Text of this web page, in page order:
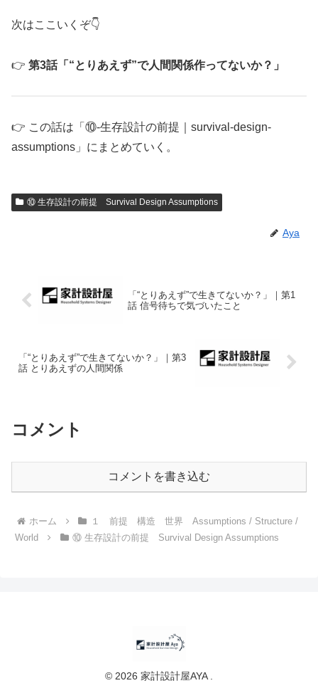
次はここいくぞ👇
👉 第3話「“とりあえず”で人間関係作ってないか？」
👉 この話は「⑩-生存設計の前提｜survival-design-
assumptions」にまとめていく。
⑩ 生存設計の前提 Survival Design Assumptions
Aya
「“とりあえず”で生きてないか？」｜第1
話 信号待ちで気づいたこと
「“とりあえず”で生きてないか？」｜第3
話 とりあえずの人間関係
コメント
コメントを書き込む
ホーム
１ 前提 構造 世界 Assumptions / Structure /
World
⑩ 生存設計の前提 Survival Design Assumptions
© 2026 家計設計屋AYA .